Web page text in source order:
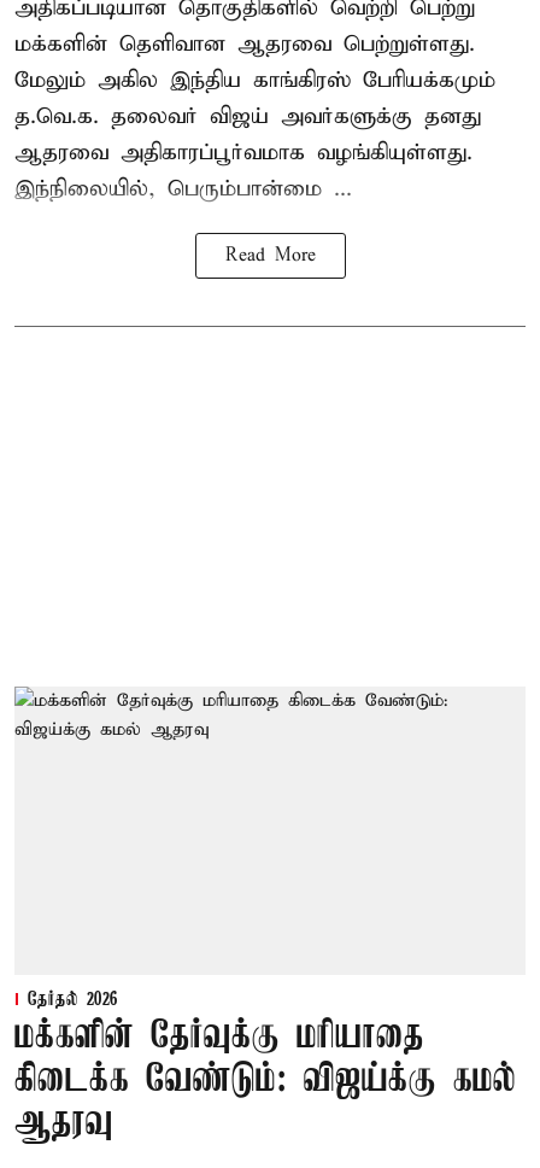
அதிகப்படியான தொகுதிகளில் வெற்றி பெற்று
மக்களின் தெளிவான ஆதரவை பெற்றுள்ளது.
மேலும் அகில இந்திய காங்கிரஸ் பேரியக்கமும்
த.வெ.க. தலைவர் விஜய் அவர்களுக்கு தனது
ஆதரவை அதிகாரப்பூர்வமாக வழங்கியுள்ளது.
இந்நிலையில், பெரும்பான்மை ...
Read More
தேர்தல் 2026
மக்களின் தேர்வுக்கு மரியாதை
கிடைக்க வேண்டும்: விஜய்க்கு கமல்
ஆதரவு